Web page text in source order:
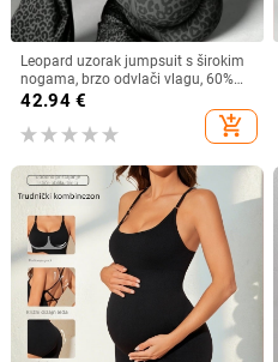
Leopard uzorak jumpsuit s širokim
nogama, brzo odvlači vlagu, 60%
najlon, 35% poliester, 5% elastan,
uključuje jastučić za prsa, Yu yao
xiu xiu, Ljeto 2025
42.94€
add_shopping_cart